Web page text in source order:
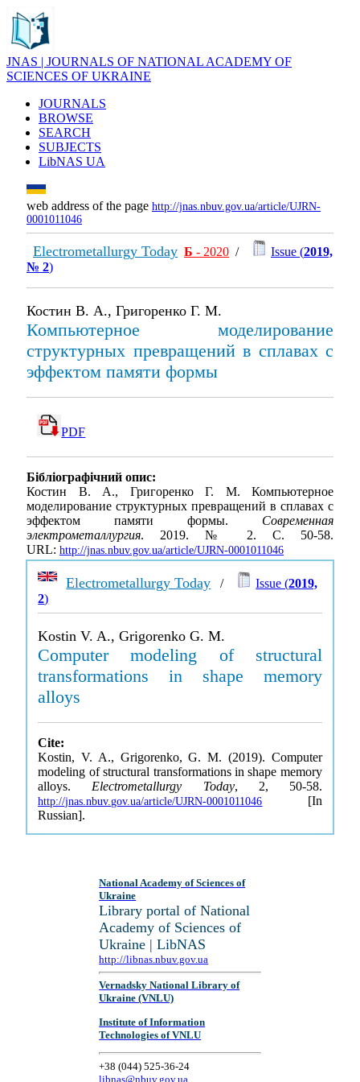
JNAS | JOURNALS OF NATIONAL ACADEMY OF
SCIENCES OF UKRAINE
JOURNALS
BROWSE
SEARCH
SUBJECTS
LibNAS UA
web address of the page http://jnas.nbuv.gov.ua/article/UJRN-
0001011046
Electrometallurgy Today Б - 2020 / Issue (2019,
№ 2)
Костин В. А., Григоренко Г. М.
Компьютерное моделирование
структурных превращений в сплавах с
эффектом памяти формы
PDF
Бібліографічний опис:
Костин В. А., Григоренко Г. М. Компьютерное
моделирование структурных превращений в сплавах с
эффектом памяти формы. Современная
электрометаллургия. 2019. № 2. С. 50-58.
URL: http://jnas.nbuv.gov.ua/article/UJRN-0001011046
Electrometallurgy Today / Issue (2019,
2)
Kostin V. A., Grigorenko G. M.
Computer modeling of structural
transformations in shape memory
alloys
Cite:
Kostin, V. A., Grigorenko, G. M. (2019). Computer
modeling of structural transformations in shape memory
alloys. Electrometallurgy Today, 2, 50-58.
http://jnas.nbuv.gov.ua/article/UJRN-0001011046 [In
Russian].
National Academy of Sciences of
Ukraine
Library portal of National
Academy of Sciences of
Ukraine | LibNAS
http://libnas.nbuv.gov.ua
Vernadsky National Library of
Ukraine (VNLU)
Institute of Information
Technologies of VNLU
+38 (044) 525-36-24
libnas@nbuv.gov.ua